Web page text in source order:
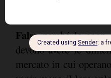
Falsoperché le
devono avere le
mercato in cui